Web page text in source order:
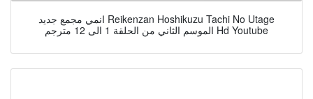
انمي مجمع جديد Reikenzan Hoshikuzu Tachi No Utage
الموسم الثاني من الحلقة 1 الى 12 مترجم Hd Youtube